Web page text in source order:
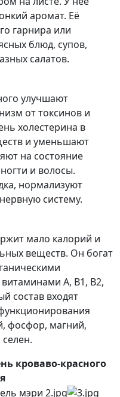
аромат. Её
гарнира или
блюд, супов,
салатов.
улучшают
от токсинов и
холестерина в
и уменьшают
на состояние
и волосы.
нормализуют
систему.
мало калорий и
веществ. Он богат
А, В1, В2,
состав входят
фосфор, магний,
кроваво-красного